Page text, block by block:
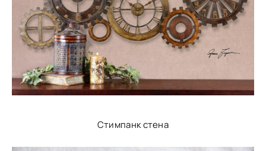
Стимпанк стена